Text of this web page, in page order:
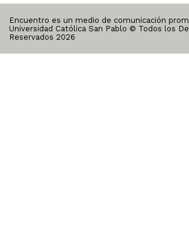
Encuentro es un medio de comunicación
Universidad Católica San Pablo © Todos los
Reservados 2026